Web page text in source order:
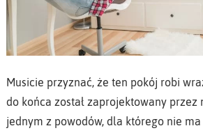
Musicie przyznać, że ten pokój robi
do końca został zaprojektowany przez
jednym z powodów, dla którego nie